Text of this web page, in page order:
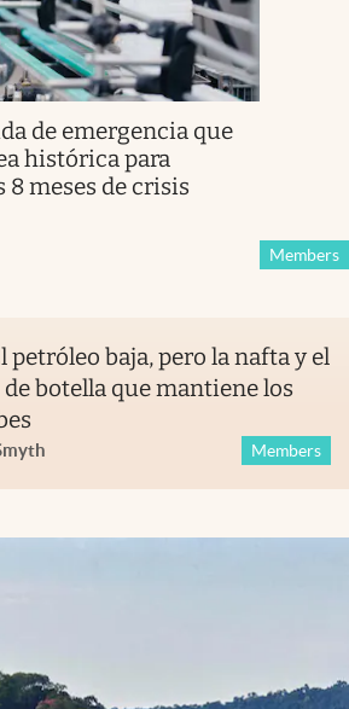
de emergencia que
histórica para
8 meses de crisis
Members
petróleo baja, pero la nafta y el
botella que mantiene los
Members